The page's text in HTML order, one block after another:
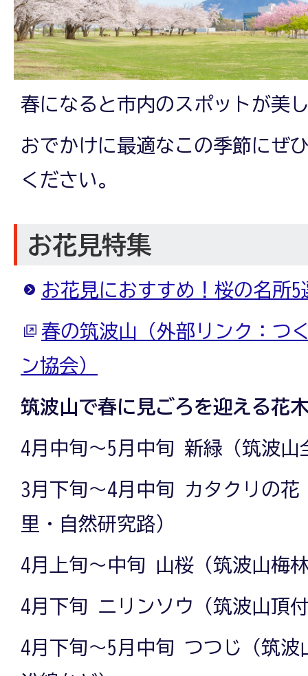
春になると市内のスポットが美
おでかけに最適なこの季節にぜ
ください。
お花見特集
お花見におすすめ！桜の名所5
春の筑波山（外部リンク：つ
ン協会）
筑波山で春に見ごろを迎える花
4月中旬～5月中旬 新緑（筑波山
3月下旬～4月中旬 カタクリの花
里・自然研究路）
4月上旬～中旬 山桜（筑波山梅
4月下旬 ニリンソウ（筑波山頂
4月下旬～5月中旬 つつじ（筑波